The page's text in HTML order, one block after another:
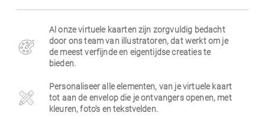
Zakelijk
Al onze virtuele kaarten zijn zorgvuldig bedacht
door ons team van illustratoren, dat werkt om je
de meest verfijnde en eigentijdse creaties te
bieden.
Personaliseer alle elementen, van je virtuele kaart
tot aan de envelop die je ontvangers openen, met
kleuren, foto's en tekstvelden.